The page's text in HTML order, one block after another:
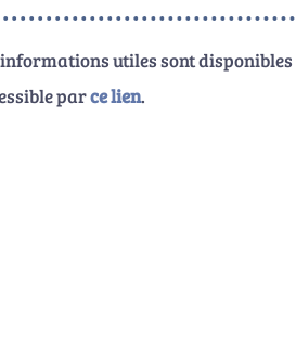
utiles sont disponibles
parce lien.